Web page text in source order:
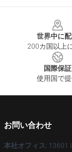
世界中に
200カ国以上
国際保証
使用国で
お問い合わせ
本社オフィス: 13601